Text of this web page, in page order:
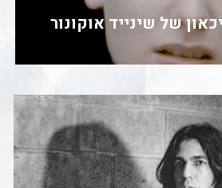
של שינייד אוקונור